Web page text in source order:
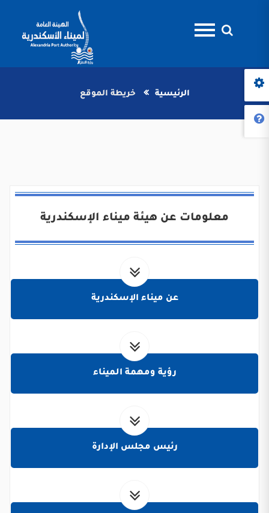
الرئيسية خريطة الموقع
معلومات عن هيئة ميناء الإسكندرية
عن ميناء الإسكندرية
رؤية ومهمة الميناء
رئيس مجلس الإدارة